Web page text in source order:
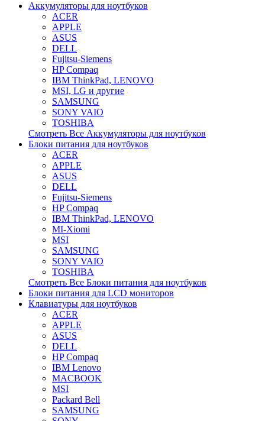
Аккумуляторы для ноутбуков
ACER
APPLE
ASUS
DELL
Fujitsu-Siemens
HP Compaq
IBM ThinkPad, LENOVO
MSI, LG и другие
SAMSUNG
SONY VAIO
TOSHIBA
Смотреть Все Аккумуляторы для ноутбуков
Блоки питания для ноутбуков
ACER
APPLE
ASUS
DELL
Fujitsu-Siemens
HP Compaq
IBM ThinkPad, LENOVO
MI-Xiomi
MSI
SAMSUNG
SONY VAIO
TOSHIBA
Смотреть Все Блоки питания для ноутбуков
Блоки питания для LCD мониторов
Клавиатуры для ноутбуков
ACER
APPLE
ASUS
DELL
HP Compaq
IBM Lenovo
MACBOOK
MSI
Packard Bell
SAMSUNG